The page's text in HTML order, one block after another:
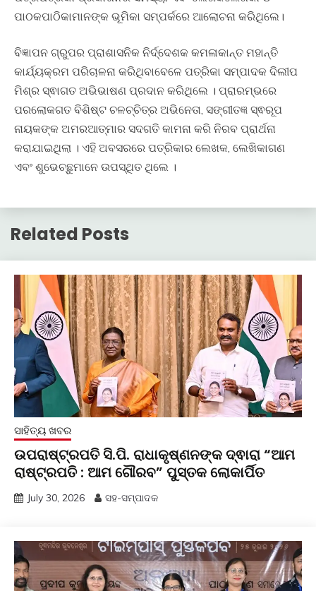
ପାଠକପାଠିକାମାନଙ୍କ ଭୂମିକା ସମ୍ପର୍କରେ ଆଲୋଚନା କରିଥିଲେ।
ବିଜ୍ଞାପନ ଗ୍ରୁପର ପ୍ରାଶାସନିକ ନିର୍ଦ୍ଦେଶକ କମଳାକାନ୍ତ ମହାନ୍ତି
କାର୍ଯ୍ୟକ୍ରମ ପରିଚାଳନା କରିଥିବାବେଳେ ପତ୍ରିକା ସମ୍ପାଦକ ଦିଲୀପ
ମିଶ୍ର ସ୍ଵାଗତ ଅଭିଭାଷଣ ପ୍ରଦାନ କରିଥିଲେ । ପ୍ରାରମ୍ଭରେ
ପରଲୋକଗତ ବିଶିଷ୍ଟ ଚଳଚ୍ଚିତ୍ର ଅଭିନେତା, ସଙ୍ଗୀତଜ୍ଞ ସ୍ଵରୂପ
ନାୟକଙ୍କ ଅମରଆତ୍ମାର ସଦଗତି କାମନା କରି ନିରବ ପ୍ରାର୍ଥନା
କରାଯାଇଥିଲା । ଏହି ଅବସରରେ ପତ୍ରିକାର ଲେଖକ, ଲେଖିକାଗଣ
ଏବଂ ଶୁଭେଚ୍ଛୁମାନେ ଉପସ୍ଥିତ ଥିଲେ ।
Related Posts
ସାହିତ୍ୟ ଖବର
ଉପରାଷ୍ଟ୍ରପତି ସି.ପି. ରାଧାକୃଷ୍ଣନଙ୍କ ଦ୍ଵାରା “ଆମ
ରାଷ୍ଟ୍ରପତି : ଆମ ଗୌରବ” ପୁସ୍ତକ ଲୋକାର୍ପିତ
July 30, 2026 ସହ-ସମ୍ପାଦକ